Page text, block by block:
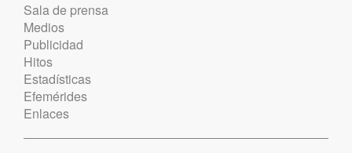
Sala de prensa
Medios
Publicidad
Hitos
Estadísticas
Efemérides
Enlaces